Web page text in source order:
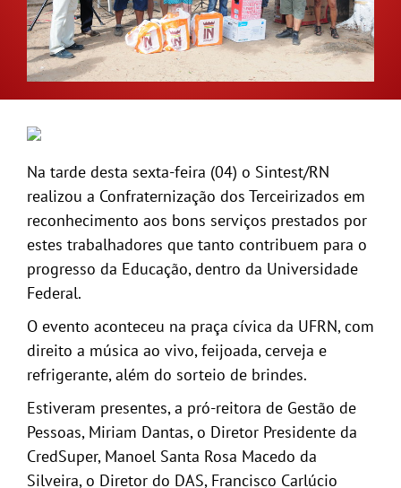
GALERIA
Na tarde desta sexta-feira (04) o Sintest/RN
realizou a Confraternização dos Terceirizados em
reconhecimento aos bons serviços prestados por
estes trabalhadores que tanto contribuem para o
progresso da Educação, dentro da Universidade
Federal.
O evento aconteceu na praça cívica da UFRN, com
direito a música ao vivo, feijoada, cerveja e
refrigerante, além do sorteio de brindes.
Estiveram presentes, a pró-reitora de Gestão de
Pessoas, Miriam Dantas, o Diretor Presidente da
CredSuper, Manoel Santa Rosa Macedo da
Silveira, o Diretor do DAS, Francisco Carlúcio